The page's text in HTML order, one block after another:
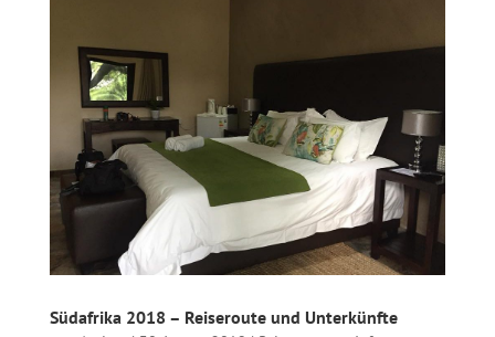
Südafrika 2018 – Reiseroute und Unterkünfte